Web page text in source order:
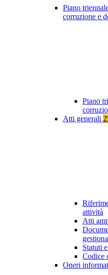
Piano
corruzione e
Piano
Atti generali
attività
Atti
Statuti
Codice
Oneri